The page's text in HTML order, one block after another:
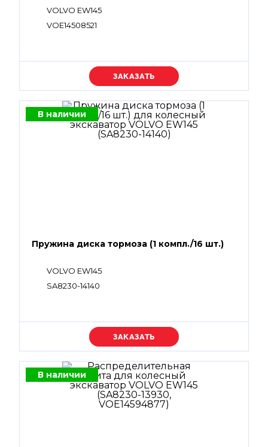
VOLVO EW145
VOE14508521
Уточняйте цену
В наличии
Пружина диска тормоза (1 компл./16 шт.)
VOLVO EW145
SA8230-14140
Уточняйте цену
В наличии